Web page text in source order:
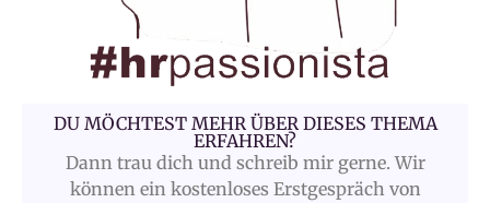
DU MÖCHTEST MEHR ÜBER DIESES THEMA
ERFAHREN?
Dann trau dich und schreib mir gerne. Wir
können ein kostenloses Erstgespräch von